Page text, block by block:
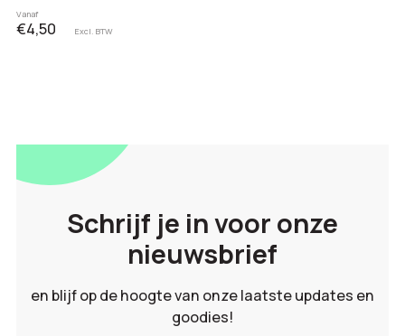
Vanaf
€4,50 Excl. BTW
Schrijf je in voor onze
nieuwsbrief
en blijf op de hoogte van onze laatste updates en
goodies!